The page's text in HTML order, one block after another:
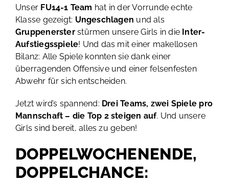
Unser FU14-1 Team hat in der Vorrunde echte
Klasse gezeigt: Ungeschlagen und als
Gruppenersterstürmen unsere Girls in die Inter-
Aufstiegsspiele! Und das mit einer makellosen
Bilanz: Alle Spiele konnten sie dank einer
überragenden Offensive und einer felsenfesten
Abwehr für sich entscheiden.
Jetzt wird’s spannend: Drei Teams, zwei Spiele pro
Mannschaft – die Top 2 steigen auf. Und unsere
Girls sind bereit, alles zu geben!
DOPPELWOCHENENDE,
DOPPELCHANCE: